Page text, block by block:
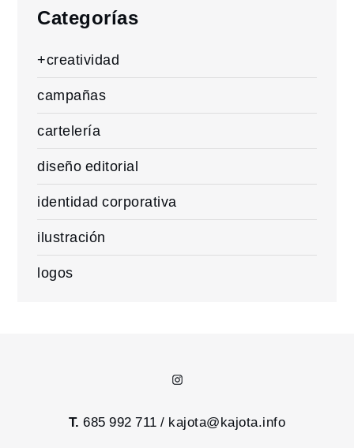
Categorías
+creatividad
campañas
cartelería
diseño editorial
identidad corporativa
ilustración
logos
Instagram
T. 685 992 711 / kajota@kajota.info